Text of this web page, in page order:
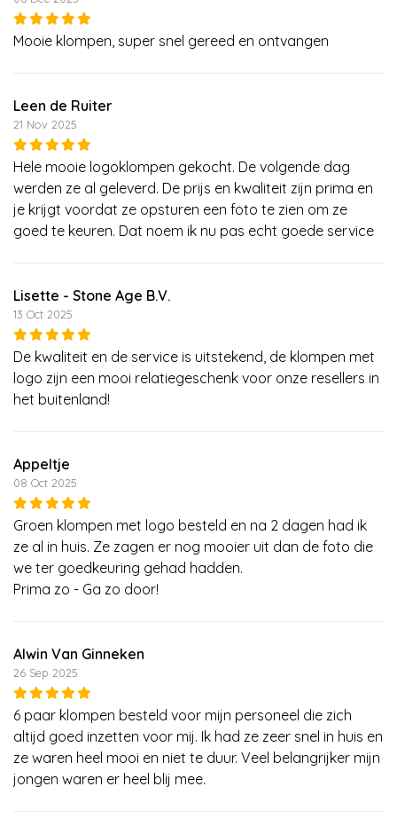
Mooie klompen, super snel gereed en ontvangen
Leen de Ruiter
21 Nov 2025
Hele mooie logoklompen gekocht. De volgende dag
werden ze al geleverd. De prijs en kwaliteit zijn prima en
je krijgt voordat ze opsturen een foto te zien om ze
goed te keuren. Dat noem ik nu pas echt goede service
Lisette - Stone Age B.V.
13 Oct 2025
De kwaliteit en de service is uitstekend, de klompen met
logo zijn een mooi relatiegeschenk voor onze resellers in
het buitenland!
Appeltje
08 Oct 2025
Groen klompen met logo besteld en na 2 dagen had ik
ze al in huis. Ze zagen er nog mooier uit dan de foto die
we ter goedkeuring gehad hadden.
Prima zo - Ga zo door!
Alwin Van Ginneken
26 Sep 2025
6 paar klompen besteld voor mijn personeel die zich
altijd goed inzetten voor mij. Ik had ze zeer snel in huis en
ze waren heel mooi en niet te duur. Veel belangrijker mijn
jongen waren er heel blij mee.